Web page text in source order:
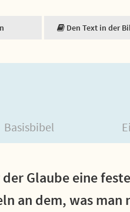
Den Text in der
Basisbibel
der Glaube eine
an dem, was man